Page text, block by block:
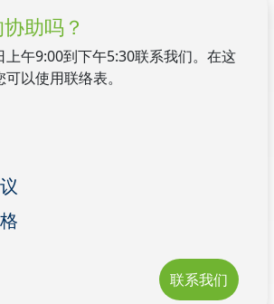
助吗？
上午9:00到下午5:30联系我们。在这
以使用联络表。
联系我们